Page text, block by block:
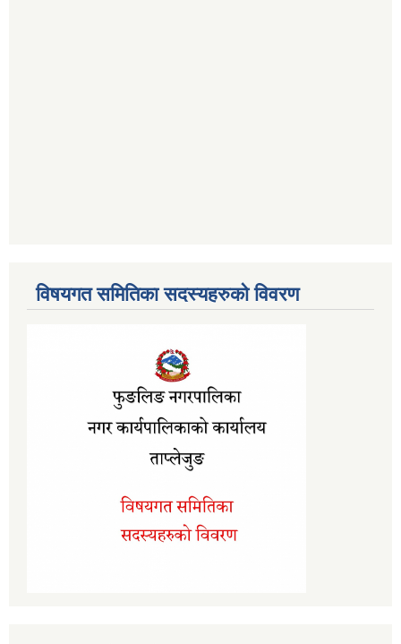
विषयगत समितिका सदस्यहरुको विवरण